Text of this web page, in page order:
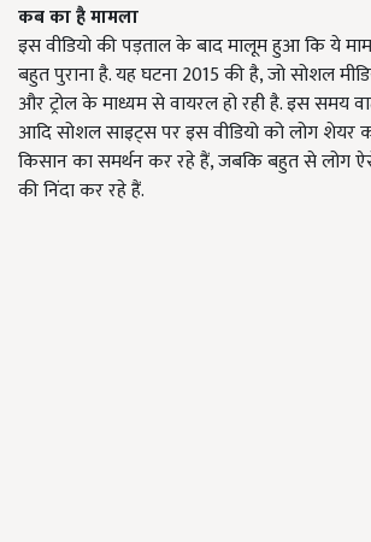
कब का है मामला
इस वीडियो की पड़ताल के बाद मालूम हुआ कि ये
बहुत पुराना है. यह घटना 2015 की है, जो सोशल
और ट्रोल के माध्यम से वायरल हो रही है. इस समय
आदि सोशल साइट्स पर इस वीडियो को लोग शेयर
किसान का समर्थन कर रहे हैं, जबकि बहुत से लोग
की निंदा कर रहे हैं.